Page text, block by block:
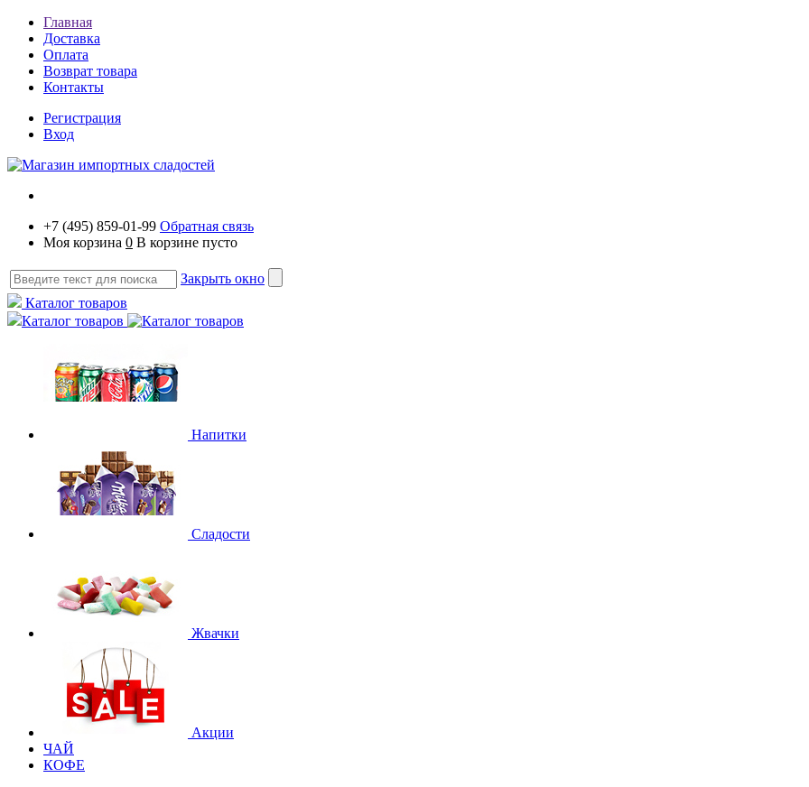
Главная
Доставка
Оплата
Возврат товара
Контакты
Регистрация
Вход
+7 (495) 859-01-99 Обратная связь
Моя корзина 0 В корзине пусто
Закрыть окно
Каталог товаров
Каталог товаров
Напитки
Сладости
Жвачки
Акции
ЧАЙ
КОФЕ